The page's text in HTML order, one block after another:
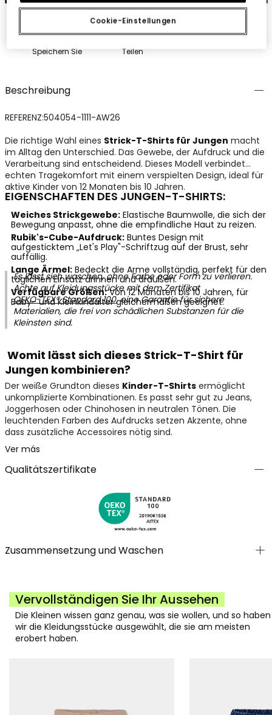
Speichern Sie Teilen
Beschreibung
REFERENZ:504054-1111-AW26
Die richtige Wahl eines Strick-T-Shirts für Jungen macht
im Alltag den Unterschied. Das Gewebe, der Aufdruck und die
Verarbeitung sind entscheidend. Dieses Modell verbindet
echten Tragekomfort mit einem verspielten Design, ideal für
aktive Kinder von 12 Monaten bis 10 Jahren.
EIGENSCHAFTEN DES JUNGEN-T-SHIRTS:
Weiches Strickgewebe:Elastische Baumwolle, die sich der
Bewegung anpasst, ohne die empfindliche Haut zu reizen.
Rubik's-Cube-Aufdruck:Buntes Design mit
aufgesticktem „Let's Play"-Schriftzug auf der Brust, sehr
auffällig.
Lange Ärmel:Bedeckt die Arme vollständig, perfekt für den
täglichen Einsatz drinnen und draußen.
Verfügbare Größen:Von 12 Monaten bis 10 Jahren, für
Baby- und Kleinkindalter gleichermaßen geeignet.
Es lässt sich waschen, ohne Farbe oder Form zu verlieren.
Achte auf Kleidungsstücke mit dem Zertifikat
OEKO-TEX® Standard 100, eine Garantie für sichere
Materialien, die frei von schädlichen Substanzen für die
Kleinsten sind.
Womit lässt sich dieses Strick-T-Shirt für
Jungen kombinieren?
Der weiße Grundton dieses Kinder-T-Shirtsermöglicht
unkomplizierte Kombinationen. Es passt sehr gut zu Jeans,
Joggerhosen oder Chinohosen in neutralen Tönen. Die
leuchtenden Farben des Aufdrucks setzen Akzente, ohne
dass zusätzliche Accessoires nötig sind.
Ver más
Qualitätszertifikate
Zusammensetzung und Waschen
Vervollständigen Sie Ihr Aussehen
Die Kleinen wissen ganz genau, was sie wollen, und so haben
wir die Kleidungsstücke ausgewählt, die sie am meisten
erobert haben.
Cookie-Einstellungen